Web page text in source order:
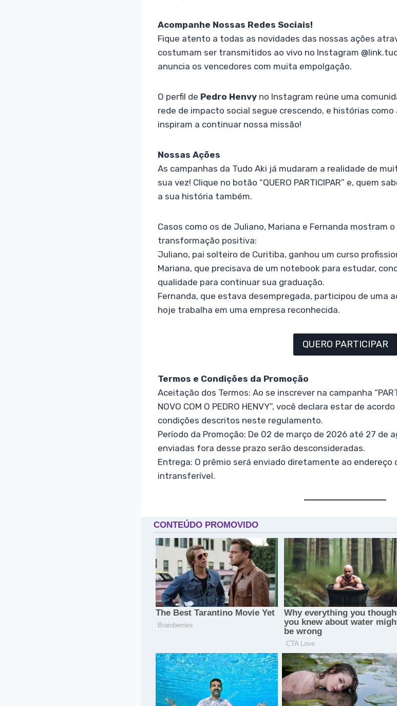
Acompanhe Nossas Redes Sociais!
Fique atento a todas as novidades das nossas ações
costumam ser transmitidos ao vivo no Instagram
anuncia os vencedores com muita empolgação.
O perfil de Pedro Henvy no Instagram reúne uma
rede de impacto social segue crescendo, e histórias como
inspiram a continuar nossa missão!
Nossas Ações
As campanhas da Tudo Aki já mudaram a realidade de
sua vez! Clique no botão “QUERO PARTICIPAR” e, quem
a sua história também.
Casos como os de Juliano, Mariana e Fernanda mostram
transformação positiva:
Juliano, pai solteiro de Curitiba, ganhou um curso
Mariana, que precisava de um notebook para estudar,
qualidade para continuar sua graduação.
Fernanda, que estava desempregada, participou de uma
hoje trabalha em uma empresa reconhecida.
QUERO PARTICIPAR
Termos e Condições da Promoção
Aceitação dos Termos: Ao se inscrever na campanha
NOVO COM O PEDRO HENVY”, você declara estar de
condições descritos neste regulamento.
Período da Promoção: De 02 de março de 2026 até 27 de
enviadas fora desse prazo serão desconsideradas.
Entrega: O prêmio será enviado diretamente ao endereço
intransferível.